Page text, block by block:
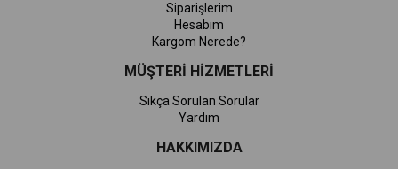
Siparişlerim
Hesabım
Kargom Nerede?
MÜŞTERİ HİZMETLERİ
Sıkça Sorulan Sorular
Yardım
HAKKIMIZDA